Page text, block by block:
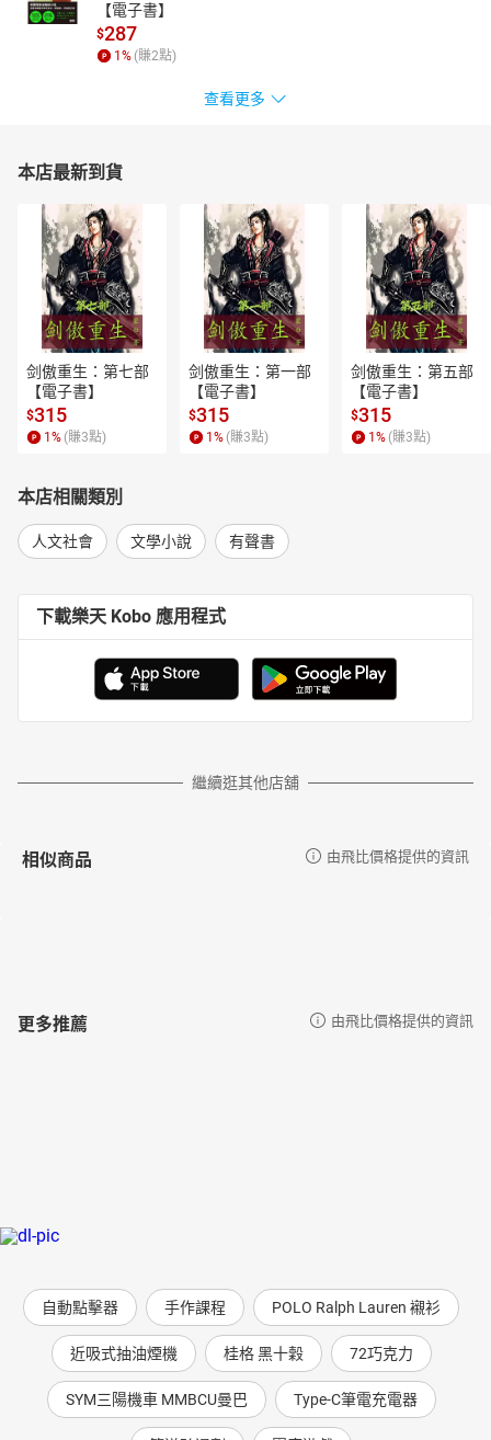
【電子書】
$287
1 % (賺2點)
查看更多
本店最新到貨
剑傲重生：第七部
【電子書】
$315
1 % (賺3點)
剑傲重生：第一部
【電子書】
$315
1 % (賺3點)
剑傲重生：第五部
【電子書】
$315
1 % (賺3點)
本店相關類別
人文社會 文學小說 有聲書
下載樂天 Kobo 應用程式
繼續逛其他店舖
相似商品 由飛比價格提供的資訊
更多推薦 由飛比價格提供的資訊
自動點擊器 手作課程 POLO Ralph Lauren 襯衫
近吸式抽油煙機 桂格 黑十穀 72巧克力
SYM三陽機車 MMBCU曼巴 Type-C筆電充電器